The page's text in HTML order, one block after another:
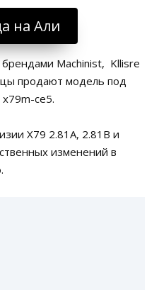
на Али
Machinist, Kllisre
продают модель под
ce5.
X79 2.81A, 2.81B и
изменений в